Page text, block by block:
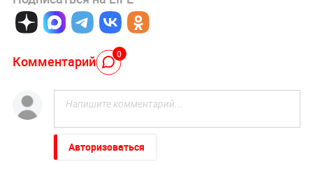
Комментарий 0
Авторизоваться